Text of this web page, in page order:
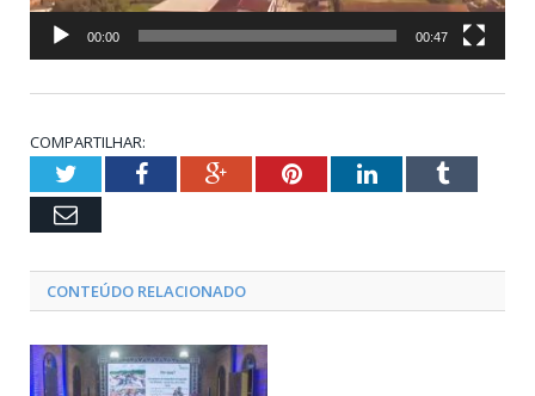
00:00 00:47
COMPARTILHAR:
TwitterFacebookGoogle+PinterestLinkedInTumblr
Email
CONTEÚDO RELACIONADO